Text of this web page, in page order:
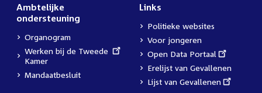
Ambtelijke
ondersteuning
Organogram
External
link:
Werken bij de Tweede
Kamer
Mandaatbesluit
Links
Politieke websites
Voor jongeren
External
link:
Open Data Portaal
Erelijst van Gevallenen
External
Lijst van Gevallenen